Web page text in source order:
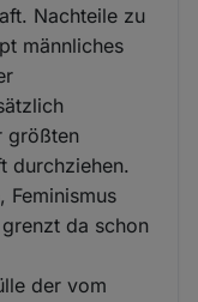
Nachteile zu
männliches
größten
durchziehen.
Feminismus
da schon
der vom